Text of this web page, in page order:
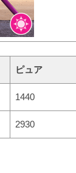
ピュア
1440
2930